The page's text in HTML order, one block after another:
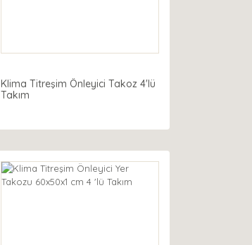
Klima Titreşim Önleyici Takoz 4'lü
Takım